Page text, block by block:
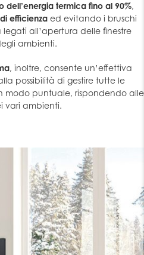
dell’energia termica fino al 90%,
efficienza ed evitando i bruschi
all’apertura delle finestre
ambienti.
, inoltre, consente un’effettiva
possibilità di gestire tutte le
modo puntuale, rispondendo alle
vari ambienti.